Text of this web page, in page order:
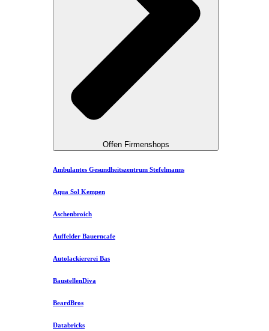
Offen Firmenshops
Ambulantes Gesundheitszentrum Stefelmanns
Aqua Sol Kempen
Aschenbroich
Auffelder Bauerncafe
Autolackiererei Bas
BaustellenDiva
BeardBros
Databricks